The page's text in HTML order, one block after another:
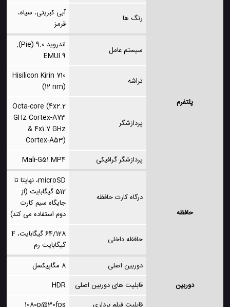
رنگ ها
آبی کبریتی، سیاه،
قرمز
پلتفرم
سیستم عامل
اندروید 9.0 (Pie);
EMUI 9
تراشه
Hisilicon Kirin 710
(12 nm)
پردازشگر
Octa-core (4x2.2
GHz Cortex-A73
& 4x1.7 GHz
Cortex-A53)
پردازشگر گرافیکی
Mali-G51 MP4
حافظه
درگاه کارت حافظه
microSD، نهایتا تا
512 گیگابایت (از
جایگاه سیم کارت
دوم استفاده می کند)
حافظه داخلی
64/128 گیگابایت، 4
گیگابایت رم
دوربین
دوربین اصلی
8 مگاپیکسل
قابلیت های دوربین اصلی
HDR